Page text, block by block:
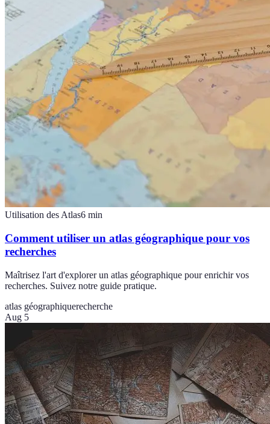
Utilisation des Atlas6 min
Comment utiliser un atlas géographique pour vos
recherches
Maîtrisez l'art d'explorer un atlas géographique pour enrichir vos
recherches. Suivez notre guide pratique.
atlas géographiquerecherche
Aug 5